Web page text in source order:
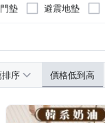
墊 避震地墊
序 價格低到高